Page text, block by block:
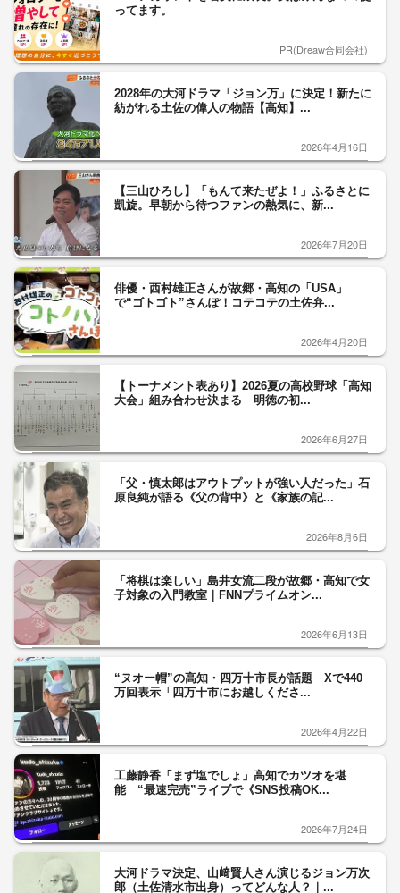
ってます。
PR(Dreaw合同会社)
2028年の大河ドラマ「ジョン万」に決定！新たに
紡がれる土佐の偉人の物語【高知】...
2026年4月16日
【三山ひろし】「もんて来たぜよ！」ふるさとに
凱旋。早朝から待つファンの熱気に、新...
2026年7月20日
俳優・西村雄正さんが故郷・高知の「USA」
で“ゴトゴト”さんぽ！コテコテの土佐弁...
2026年4月20日
【トーナメント表あり】2026夏の高校野球「高知
大会」組み合わせ決まる 明徳の初...
2026年6月27日
「父・慎太郎はアウトプットが強い人だった」石
原良純が語る《父の背中》と《家族の記...
2026年8月6日
「将棋は楽しい」島井女流二段が故郷・高知で女
子対象の入門教室｜FNNプライムオン...
2026年6月13日
“ヌオー帽”の高知・四万十市長が話題 Xで440
万回表示「四万十市にお越しくださ...
2026年4月22日
工藤静香「まず塩でしょ」高知でカツオを堪
能 “最速完売”ライブで《SNS投稿OK...
2026年7月24日
大河ドラマ決定、山﨑賢人さん演じるジョン万次
郎（土佐清水市出身）ってどんな人？｜...